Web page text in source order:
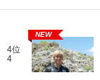
4位
4
NEW